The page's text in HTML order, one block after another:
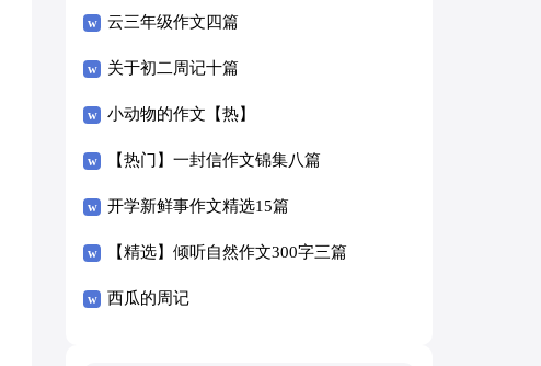
云三年级作文四篇
关于初二周记十篇
小动物的作文【热】
【热门】一封信作文锦集八篇
开学新鲜事作文精选15篇
【精选】倾听自然作文300字三篇
西瓜的周记